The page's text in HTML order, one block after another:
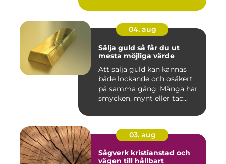
04. aug
Sälja guld så får du ut
mesta möjliga värde
Att sälja guld kan kännas
både lockande och osäkert
på samma gång. Många har
smycken, mynt eller tac...
03. aug
Sågverk kristianstad och
vägen till hållbart